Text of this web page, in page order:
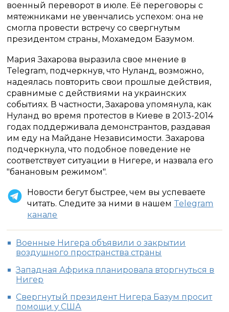
военный переворот в июле. Её переговоры с
мятежниками не увенчались успехом: она не
смогла провести встречу со свергнутым
президентом страны, Мохамедом Базумом.
Мария Захарова выразила свое мнение в
Telegram, подчеркнув, что Нуланд, возможно,
надеялась повторить свои прошлые действия,
сравнимые с действиями на украинских
событиях. В частности, Захарова упомянула, как
Нуланд во время протестов в Киеве в 2013-2014
годах поддерживала демонстрантов, раздавая
им еду на Майдане Независимости. Захарова
подчеркнула, что подобное поведение не
соответствует ситуации в Нигере, и назвала его
"банановым режимом".
Новости бегут быстрее, чем вы успеваете
читать. Следите за ними в нашем Telegram
канале
Военные Нигера объявили о закрытии
воздушного пространства страны
Западная Африка планировала вторгнуться в
Нигер
Свергнутый президент Нигера Базум просит
помощи у США